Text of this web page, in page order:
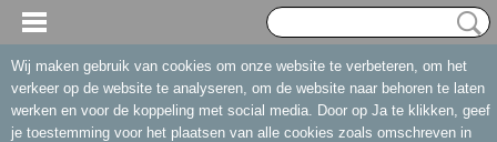
Wij maken gebruik van cookies om onze website te verbeteren, om het
verkeer op de website te analyseren, om de website naar behoren te laten
werken en voor de koppeling met social media. Door op Ja te klikken, geef
je toestemming voor het plaatsen van alle cookies zoals omschreven in